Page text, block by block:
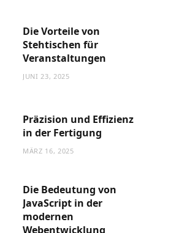
Die Vorteile von
Stehtischen für
Veranstaltungen
JUNI 23, 2025
Präzision und Effizienz
in der Fertigung
MÄRZ 16, 2025
Die Bedeutung von
JavaScript in der
modernen
Webentwicklung